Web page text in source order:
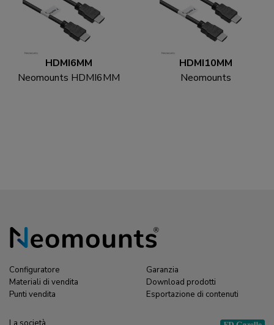
HDMI6MM
Neomounts HDMI6MM
HDMI10MM
Neomounts
Configuratore
Materiali di vendita
Punti vendita
Garanzia
Download prodotti
Esportazione di contenuti